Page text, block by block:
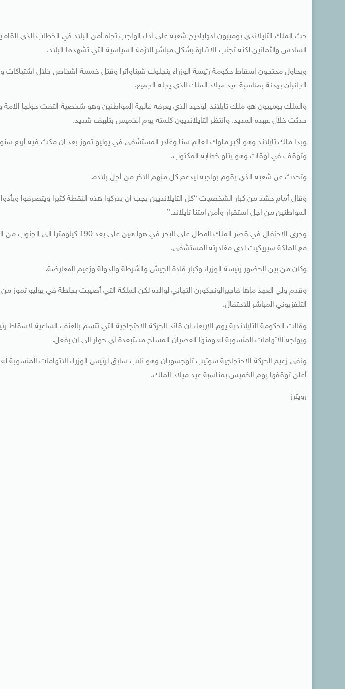
حث الملك التايلاندي بوميبون ادولياديج شعبه على أداء الواجب تجاه أمن البلاد في الخطاب الذي
السادس والثمانين لكنه تجنب الاشارة بشكل مباشر للازمة السياسية التي تشهدها البلاد.
ويحاول محتجون اسقاط حكومة رئيسة الوزراء ينجلوك شيناواترا وقتل خمسة اشخاص خلال
الجانبان بهدنة بمناسبة عيد ميلاد الملك الذي يجله الجميع.
والملك بوميبون هو ملك تايلاند الوحيد الذي يعرفه غالبية المواطنين وهو شخصية التفت حولها
حدثت خلال عهده المديد. وانتظر التايلانديون كلمته يوم الخميس بتلهف شديد.
وبدا ملك تايلاند وهو أكبر ملوك العالم سنا وغادر المستشفى في يوليو تموز بعد ان مكث فيه أربع
وتوقف في أوقات وهو يتلو خطابه المكتوب.
وتحدث عن شعبه الذي يقوم بواجبه ليدعم كل منهم الاخر من أجل بلاده.
وقال أمام حشد من كبار الشخصيات “كل التايلانديين يجب ان يدركوا هذه النقطة كثيرا ويتصرفوا
المواطنين من اجل استقرار وأمن امتنا تايلاند.”
وجرى الاحتفال في قصر الملك المطل على البحر في هوا
مع الملكة سيريكيت لدى مغادرته المستشفى.
وكان من بين الحضور رئيسة الوزراء وكبار قادة الجيش والشرطة والدولة وزعيم المعارضة.
وقدم ولي العهد ماها فاجيرالونجكورن التهاني لوالده لكن الملكة التي أصيبت بجلطة في يوليو تموز
التلفزيوني المباشر للاحتفال.
وقالت الحكومة التايلاندية يوم الاربعاء ان قائد الحركة الاحتجاجية التي تتسم بالعنف الساعية
ويواجه الاتهامات المنسوبة له ومنها العصيان المسلح مستبعدة أي حوار الى ان يفعل.
ونفى زعيم الحركة الاحتجاجية سوتيب تاوجسوبان وهو نائب سابق لرئيس الوزراء الاتهامات المنسوبة
أعلن توقفها يوم الخميس بمناسبة عيد ميلاد الملك.
رويترز